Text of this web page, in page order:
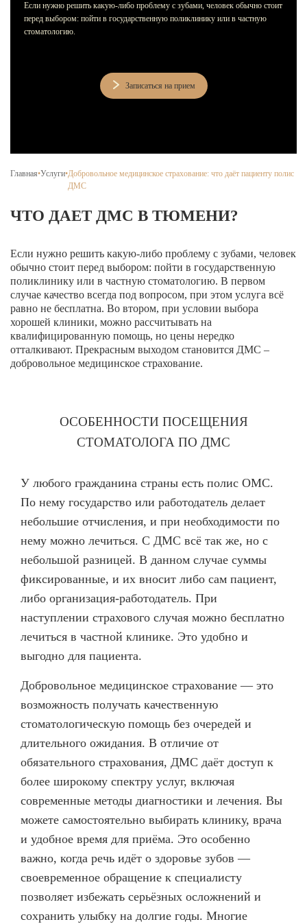
Установка брекетов
Элайнеры
ЛЕЧЕНИЕ ДЕСЕН, ПАРАДОНТИТА
ЛЕЧЕНИЕ ЗУБОВ ПОД НАРКОЗОМ
ИМПЛАНТАЦИЯ ЗУБОВ
Одномоментная имплантация
Синус-лифтинг и костная пластика
Наращивание кости для имплантации
Импланты Dentium
Имплантация одного зуба
Коронка на имплант
Имплантация «Всё на 4х»
Имплантация «Всё на 6-ти»
Удаление импланта зуба
Коронка на имплант
Отбеливание зубов
Эстетическая стоматология
ВИНИРЫ
Протезирование на имплантах
Функциональная диагностика
Безметалловая керамика
Если нужно решить какую-либо проблему с зубами, человек обычно стоит
перед выбором: пойти в государственную поликлинику или в частную
стоматологию.
Записаться на прием
Главная•Услуги•Добровольное медицинское страхование: что даёт пациенту полис
ДМС
ЧТО ДАЕТ ДМС В ТЮМЕНИ?
Если нужно решить какую-либо проблему с зубами, человек
обычно стоит перед выбором: пойти в государственную
поликлинику или в частную стоматологию. В первом
случае качество всегда под вопросом, при этом услуга всё
равно не бесплатна. Во втором, при условии выбора
хорошей клиники, можно рассчитывать на
квалифицированную помощь, но цены нередко
отталкивают. Прекрасным выходом становится ДМС –
добровольное медицинское страхование.
ОСОБЕННОСТИ ПОСЕЩЕНИЯ
СТОМАТОЛОГА ПО ДМС
У любого гражданина страны есть полис ОМС.
По нему государство или работодатель делает
небольшие отчисления, и при необходимости по
нему можно лечиться. С ДМС всё так же, но с
небольшой разницей. В данном случае суммы
фиксированные, и их вносит либо сам пациент,
либо организация-работодатель. При
наступлении страхового случая можно бесплатно
лечиться в частной клинике. Это удобно и
выгодно для пациента.
Добровольное медицинское страхование — это
возможность получать качественную
стоматологическую помощь без очередей и
длительного ожидания. В отличие от
обязательного страхования, ДМС даёт доступ к
более широкому спектру услуг, включая
современные методы диагностики и лечения. Вы
можете самостоятельно выбирать клинику, врача
и удобное время для приёма. Это особенно
важно, когда речь идёт о здоровье зубов —
своевременное обращение к специалисту
позволяет избежать серьёзных осложнений и
сохранить улыбку на долгие годы. Многие